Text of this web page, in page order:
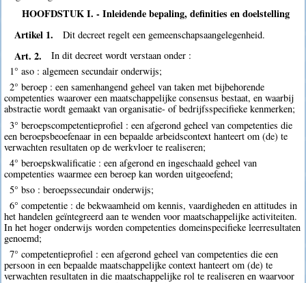
HOOFDSTUK I. - Inleidende bepaling, definities en doelstelling
Artikel 1.
Dit decreet regelt een gemeenschapsaangelegenheid.
Art. 2.
In dit decreet wordt verstaan onder :
1° aso : algemeen secundair onderwijs;
2° beroep : een samenhangend geheel van taken met bijbehorende
competenties waarover een maatschappelijke consensus bestaat, en waarbij
abstractie wordt gemaakt van organisatie- of bedrijfsspecifieke kenmerken;
3° beroepscompetentieprofiel : een afgerond geheel van competenties die
een beroepsbeoefenaar in een bepaalde arbeidscontext hanteert om (de) te
verwachten resultaten op de werkvloer te realiseren;
4° beroepskwalificatie : een afgerond en ingeschaald geheel van
competenties waarmee een beroep kan worden uitgeoefend;
5° bso : beroepssecundair onderwijs;
6° competentie : de bekwaamheid om kennis, vaardigheden en attitudes in
het handelen geïntegreerd aan te wenden voor maatschappelijke activiteiten.
In het hoger onderwijs worden competenties domeinspecifieke leerresultaten
genoemd;
7° competentieprofiel : een afgerond geheel van competenties die een
persoon in een bepaalde maatschappelijke context hanteert om (de) te
verwachten resultaten in die maatschappelijke rol te realiseren en waarvoor